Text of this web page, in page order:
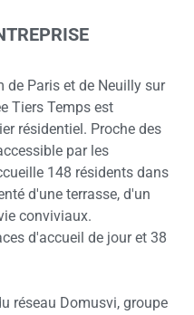
de Paris et de Neuilly sur
Tiers Temps est
résidentiel. Proche des
par les
148 résidents dans
d'une terrasse, d'un
conviviaux.
d'accueil de jour et 38
réseau Domusvi, groupe